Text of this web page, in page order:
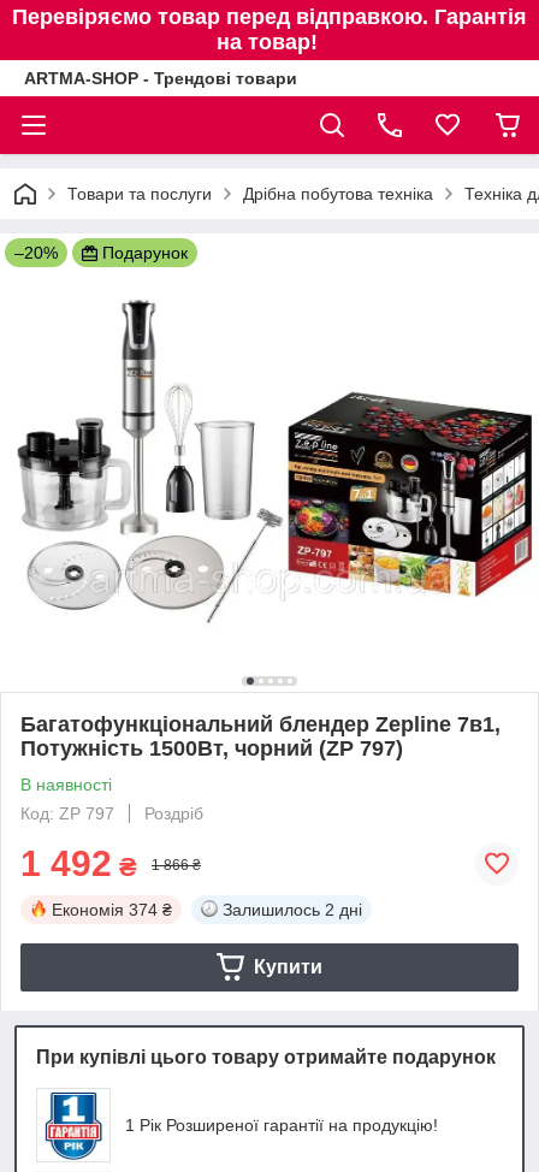
Перевіряємо товар перед відправкою. Гарантія
на товар!
ARTMA-SHOP - Трендові товари
Товари та послуги Дрібна побутова техніка Техніка
–20% Подарунок
Багатофункціональний блендер Zepline 7в1,
Потужність 1500Вт, чорний (ZP 797)
В наявності
Код: ZP 797
Роздріб
1 492 ₴ 1 866 ₴
Економія 374 ₴ Залишилось 2 дні
Купити
При купівлі цього товару отримайте подарунок
1 Рік Розширеної гарантії на продукцію!